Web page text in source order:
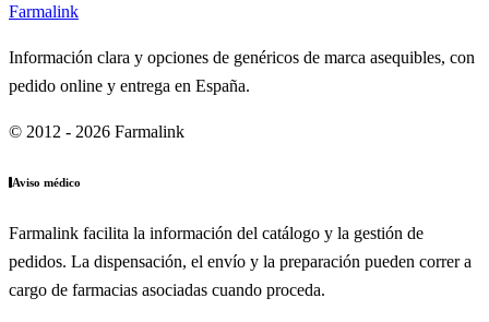
Farmalink
Información clara y opciones de genéricos de marca asequibles, con
pedido online y entrega en España.
© 2012 - 2026 Farmalink
Aviso médico
Farmalink facilita la información del catálogo y la gestión de
pedidos. La dispensación, el envío y la preparación pueden correr a
cargo de farmacias asociadas cuando proceda.